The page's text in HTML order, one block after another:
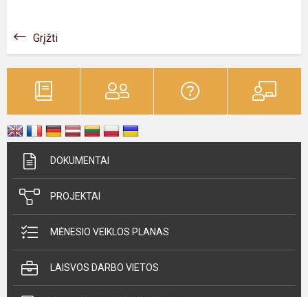
Grįžti
DOKUMENTAI
PROJEKTAI
MĖNESIO VEIKLOS PLANAS
LAISVOS DARBO VIETOS